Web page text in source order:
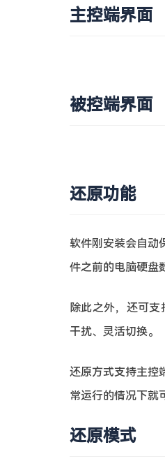
主控端界面
被控端界面
还原功能
软件刚安装会自动
件之前的电脑硬盘
除此之外，还可
干扰、灵活切换。
还原方式支持主控
常运行的情况下就
还原模式